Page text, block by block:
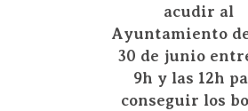
acudir al
Ayuntamiento
30 de junio
9h y las 12h
conseguir los